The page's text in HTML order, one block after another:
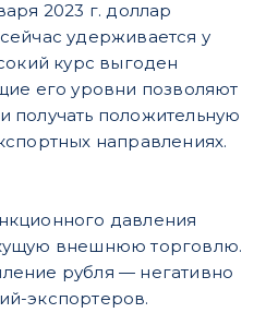
2023 г. доллар
удерживается у
курс выгоден
его уровни позволяют
получать положительную
направлениях.
давления
внешнюю торговлю.
рубля — негативно
экспортеров.